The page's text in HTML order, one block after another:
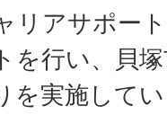
リアサポー
を行い、貝
を実施して